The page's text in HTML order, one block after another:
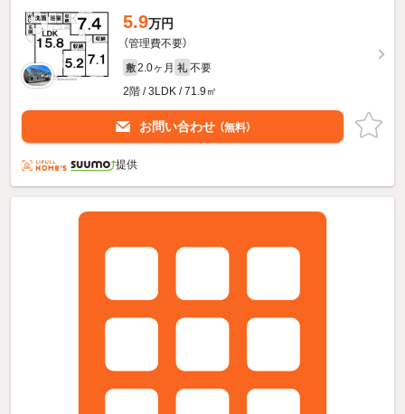
5.9万円
（管理費不要）
敷 2.0ヶ月 礼 不要
2階 / 3LDK / 71.9㎡
お問い合わせ （無料）
提供